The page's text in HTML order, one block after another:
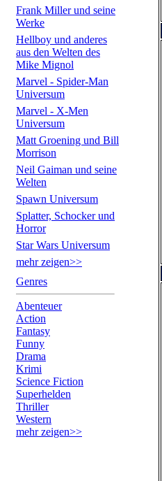
Frank Miller und seine
Werke
Hellboy und anderes
aus den Welten des
Mike Mignol
Marvel - Spider-Man
Universum
Marvel - X-Men
Universum
Matt Groening und Bill
Morrison
Neil Gaiman und seine
Welten
Spawn Universum
Splatter, Schocker und
Horror
Star Wars Universum
mehr zeigen>>
Genres
Abenteuer
Action
Fantasy
Funny
Drama
Krimi
Science Fiction
Superhelden
Thriller
Western
mehr zeigen>>